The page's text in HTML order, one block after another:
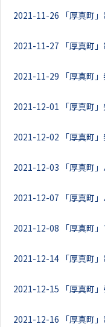
2021-11-26 「厚真町
2021-11-27 「厚真町
2021-11-29 「厚真町
2021-12-01 「厚真町
2021-12-02 「厚真町
2021-12-03 「厚真町
2021-12-07 「厚真町
2021-12-08 「厚真町
2021-12-14 「厚真町
2021-12-15 「厚真町
2021-12-16 「厚真町